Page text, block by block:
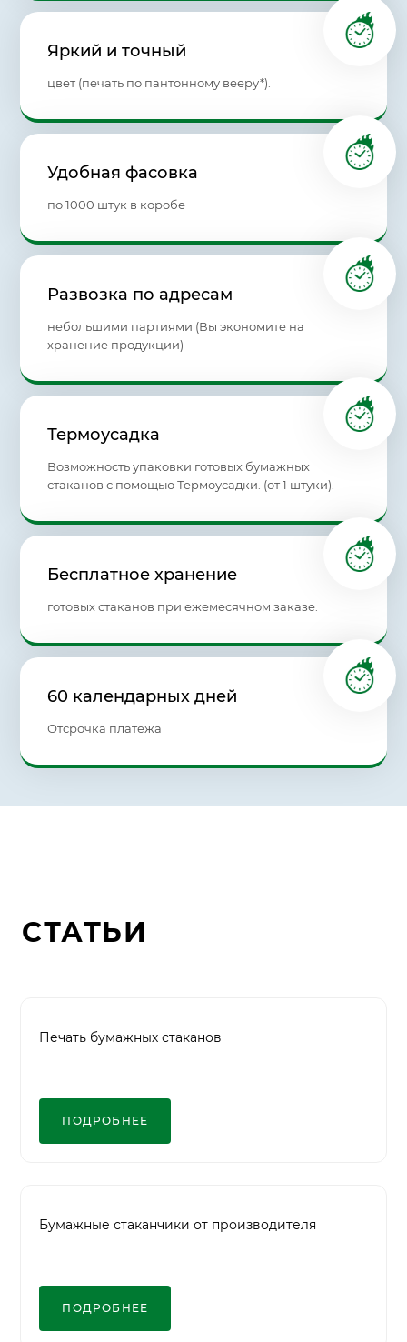
Яркий и точный
цвет (печать по пантонному вееру*).
Удобная фасовка
по 1000 штук в коробе
Развозка по адресам
небольшими партиями (Вы экономите на
хранение продукции)
Термоусадка
Возможность упаковки готовых бумажных
стаканов с помощью Термоусадки. (от 1 штуки).
Бесплатное хранение
готовых стаканов при ежемесячном заказе.
60 календарных дней
Отсрочка платежа
СТАТЬИ
Печать бумажных стаканов
ПОДРОБНЕЕ
Бумажные стаканчики от производителя
ПОДРОБНЕЕ